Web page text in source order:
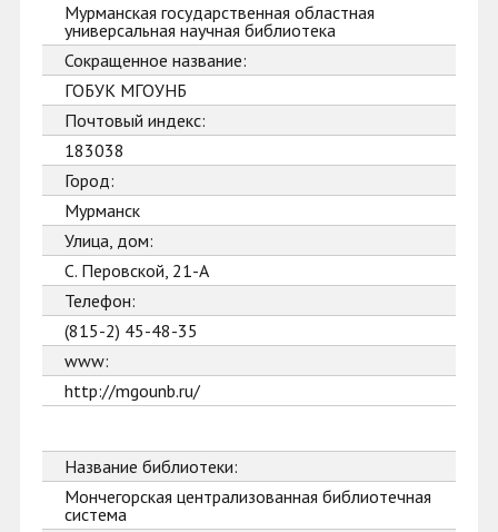
Мурманская государственная областная
универсальная научная библиотека
Сокращенное название:
ГОБУК МГОУНБ
Почтовый индекс:
183038
Город:
Мурманск
Улица, дом:
С. Перовской, 21-А
Телефон:
(815-2) 45-48-35
www:
http://mgounb.ru/
Название библиотеки:
Мончегорская централизованная библиотечная
система